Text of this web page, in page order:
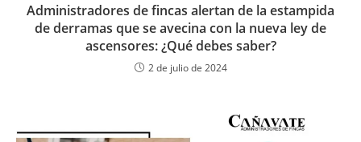
Administradores de fincas alertan de la estampida
de derramas que se avecina con la nueva ley de
ascensores: ¿Qué debes saber?
2 de julio de 2024